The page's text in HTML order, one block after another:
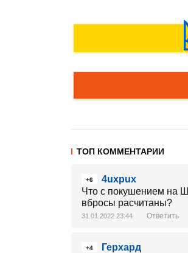
ТОП КОММЕНТАРИИ
+6
4uxpux
Что с покушением на
вбросы расчитаны?
31.01.2022 23:44 Ответить
+4
Герхард